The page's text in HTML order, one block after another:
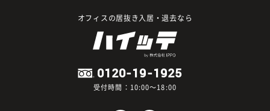
オフィスの居抜き入居・退去なら
0120-19-1925
受付時間：10:00～18:00